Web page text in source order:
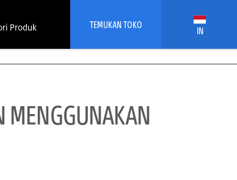
Produk TEMUKAN TOKO IN
MENGGUNAKAN